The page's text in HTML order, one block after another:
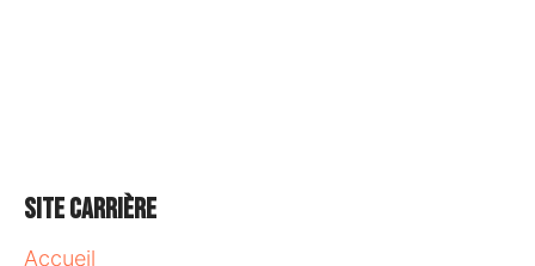
Site carrière
Accueil